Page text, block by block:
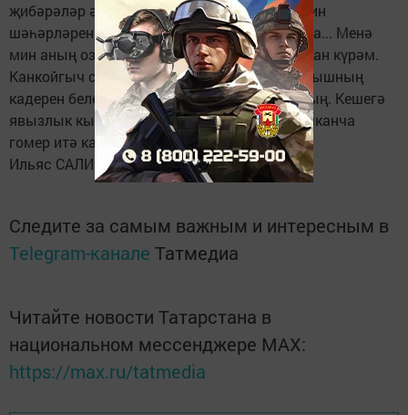
җибәрәләр әле үзен. Анда Порт-Артур, Харбин
шәһәрләрен японнардан азат итүдә катнаша... Менә
мин аның озын гомерле булу серен дә шуннан күрәм.
Канкойгыч сугышларда катнашкач ул тормышның
кадерен белеп яши. Бозык гадәтләре юк аның. Кешегә
явызлык кылмады, намаз укып Коръән кушканча
гомер итә кадерле бабабыз.
Ильяс САЛИХҖАН
Следите за самым важным и интересным в
Telegram-канале Татмедиа
Читайте новости Татарстана в
национальном мессенджере MАХ:
https://max.ru/tatmedia